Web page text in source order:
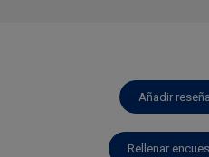
Añadir
Rellenar